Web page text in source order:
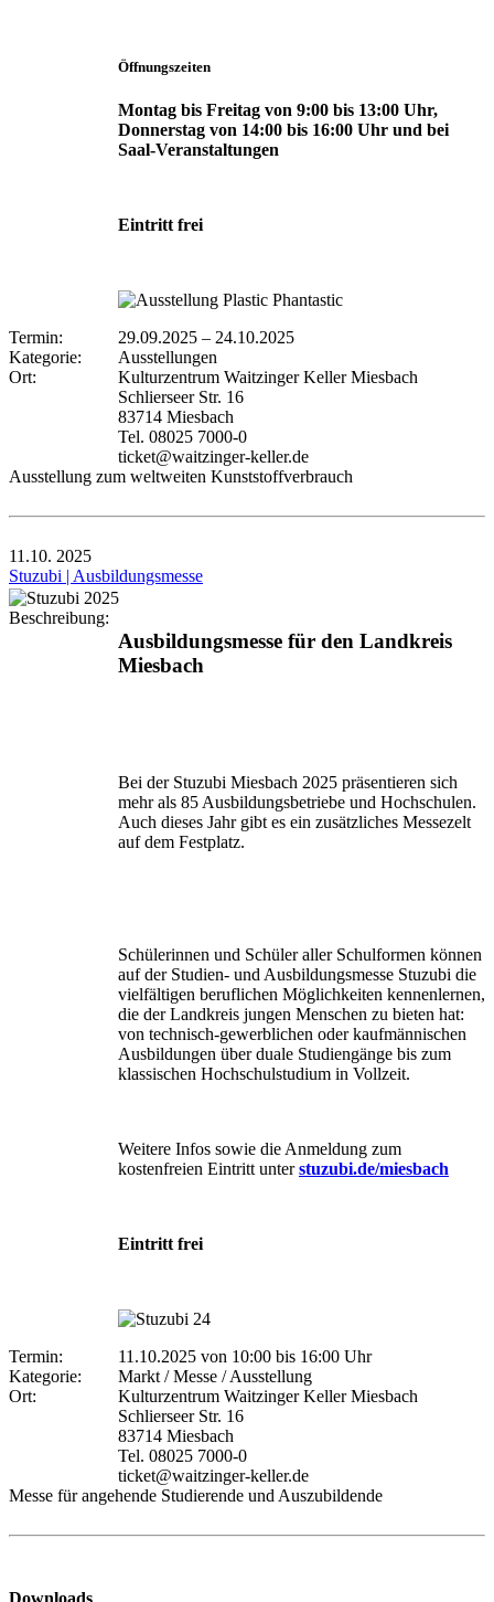
Öffnungszeiten
Montag bis Freitag von 9:00 bis 13:00 Uhr,
Donnerstag von 14:00 bis 16:00 Uhr und bei
Saal-Veranstaltungen
Eintritt frei
Termin: 29.09.2025 – 24.10.2025
Kategorie:
Ausstellungen
Ort:
Kulturzentrum Waitzinger Keller Miesbach
Schlierseer Str. 16
83714 Miesbach
Tel. 08025 7000-0
ticket@waitzinger-keller.de
Ausstellung zum weltweiten Kunststoffverbrauch
11.10. 2025
Stuzubi | Ausbildungsmesse
Beschreibung:
Ausbildungsmesse für den Landkreis
Miesbach
Bei der Stuzubi Miesbach 2025 präsentieren sich
mehr als 85 Ausbildungsbetriebe und Hochschulen.
Auch dieses Jahr gibt es ein zusätzliches Messezelt
auf dem Festplatz.
Schülerinnen und Schüler aller Schulformen können
auf der Studien- und Ausbildungsmesse Stuzubi die
vielfäl­tigen beruflichen Möglichkeiten kennenlernen,
die der Landkreis jungen Menschen zu bieten hat:
von tech­nisch-gewerblichen oder kaufmännischen
Ausbildungen über duale Studiengänge bis zum
klassischen Hoch­schulstudium in Vollzeit.
Weitere Infos sowie die Anmeldung zum
kostenfreien Eintritt unterstuzubi.de/miesbach
Eintritt frei
Termin: 11.10.2025 von 10:00 bis 16:00 Uhr
Kategorie:
Markt / Messe / Ausstellung
Ort:
Kulturzentrum Waitzinger Keller Miesbach
Schlierseer Str. 16
83714 Miesbach
Tel. 08025 7000-0
ticket@waitzinger-keller.de
Messe für angehende Studierende und Auszubildende